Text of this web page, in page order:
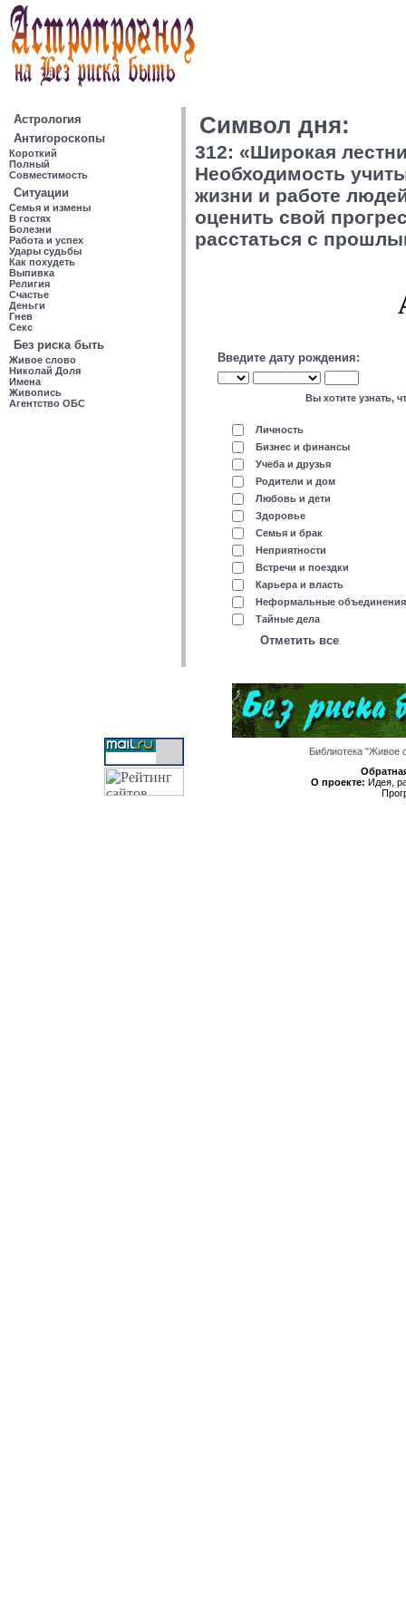
Астрология
Антигороскопы
Короткий
Полный
Совместимость
Ситуации
Семья и измены
В гостях
Болезни
Работа и успех
Удары судьбы
Как похудеть
Выпивка
Религия
Счастье
Деньги
Гнев
Секс
Без риска быть
Живое слово
Николай Доля
Имена
Живопись
Агентство ОБС
Символ дня:
312: «Широкая
Необходимость
жизни и работе
оценить свой
расстаться с
Введите дату рождения:
Вы хотите узнать,
Личность
Бизнес и финансы
Учеба и друзья
Родители и дом
Любовь и дети
Здоровье
Семья и брак
Неприятности
Встречи и поездки
Карьера и власть
Неформальные объединения
Тайные дела
Отметить все
Библиотека "Живое
О проекте: Идея,